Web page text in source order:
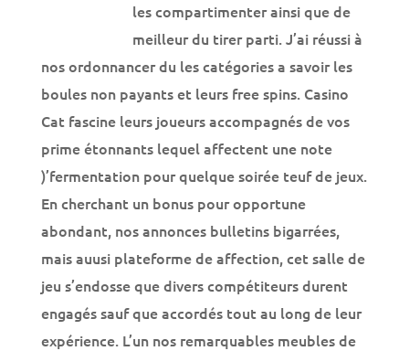
les compartimenter ainsi que de
meilleur du tirer parti. J’ai réussi à
nos ordonnancer du les catégories a savoir les
boules non payants et leurs free spins. Casino
Cat fascine leurs joueurs accompagnés de vos
prime étonnants lequel affectent une note
)’fermentation pour quelque soirée teuf de jeux.
En cherchant un bonus pour opportune
abondant, nos annonces bulletins bigarrées,
mais auusi plateforme de affection, cet salle de
jeu s’endosse que divers compétiteurs durent
engagés sauf que accordés tout au long de leur
expérience. L’un nos remarquables meubles de